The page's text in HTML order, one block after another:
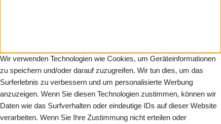
Wir verwenden Technologien wie Cookies, um Geräteinformationen
zu speichern und/oder darauf zuzugreifen. Wir tun dies, um das
Surferlebnis zu verbessern und um personalisierte Werbung
anzuzeigen. Wenn Sie diesen Technologien zustimmen, können wir
Daten wie das Surfverhalten oder eindeutige IDs auf dieser Website
verarbeiten. Wenn Sie Ihre Zustimmung nicht erteilen oder